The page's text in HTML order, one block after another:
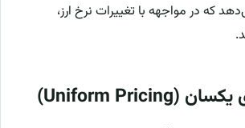
که در مواجهه با تغییرات نرخ ارز،